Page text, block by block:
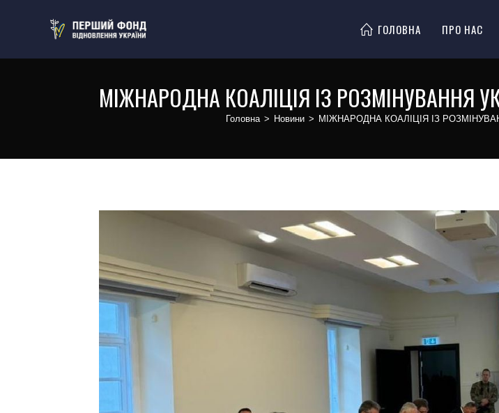
ГОЛОВНА ПРО НАС
МІЖНАРОДНА КОАЛІЦІЯ ІЗ РОЗМІНУВАННЯ
Головна > Новини > МІЖНАРОДНА КОАЛІЦІЯ ІЗ